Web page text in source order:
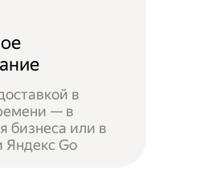
в
— в
бизнеса или в
Go